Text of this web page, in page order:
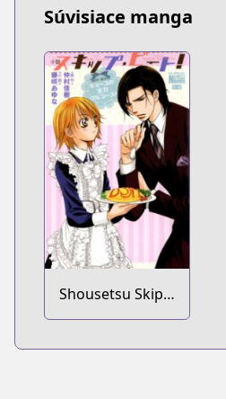
Súvisiace manga
Shousetsu Skip
Beat!: Kyouko no